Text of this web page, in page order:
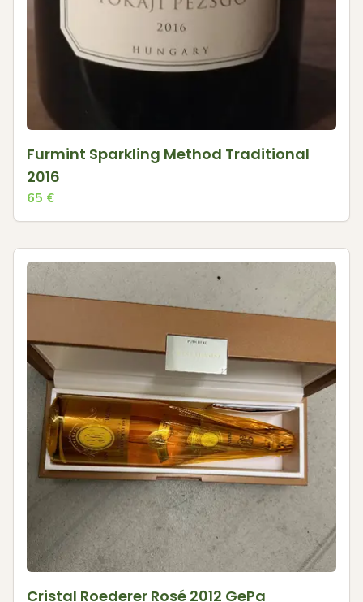
Furmint Sparkling Method Traditional
2016
65 €
Cristal Roederer Rosé 2012 GePa